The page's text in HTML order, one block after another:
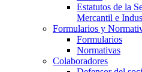
Estatutos de la
Mercantil e
Formularios y
Formularios
Normativas
Colaboradores